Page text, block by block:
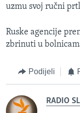
uzmu svoj ručni
Ruske agencije
zbrinuti u
Podijeli
RADIO